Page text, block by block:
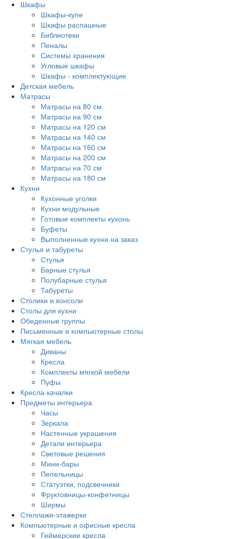
Шкафы
Шкафы-купе
Шкафы распашные
Библиотеки
Пеналы
Системы хранения
Угловые шкафы
Шкафы - комплектующие
Детская мебель
Матрасы
Матрасы на 80 см
Матрасы на 90 см
Матрасы на 120 см
Матрасы на 140 см
Матрасы на 160 см
Матрасы на 200 см
Матрасы на 70 см
Матрасы на 180 см
Кухни
Кухонные уголки
Кухни модульные
Готовые комплекты кухонь
Буфеты
Выполненные кухни на заказ
Стулья и табуреты
Стулья
Барные стулья
Полубарные стулья
Табуреты
Столики и консоли
Столы для кухни
Обеденные группы
Письменные и компьютерные столы
Мягкая мебель
Диваны
Кресла
Комплекты мягкой мебели
Пуфы
Кресла-качалки
Предметы интерьера
Часы
Зеркала
Настенные украшения
Детали интерьера
Световые решения
Мини-бары
Пепельницы
Статуэтки, подсвечники
Фруктовницы-конфетницы
Ширмы
Стеллажи-этажерки
Компьютерные и офисные кресла
Геймерские кресла